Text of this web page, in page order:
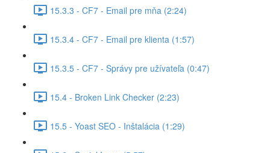
15.3.3 - CF7 - Email pre mňa (2:24)
15.3.4 - CF7 - Email pre klienta (1:57)
15.3.5 - CF7 - Správy pre užívateľa (0:47)
15.4 - Broken Link Checker (2:23)
15.5 - Yoast SEO - Inštalácia (1:29)